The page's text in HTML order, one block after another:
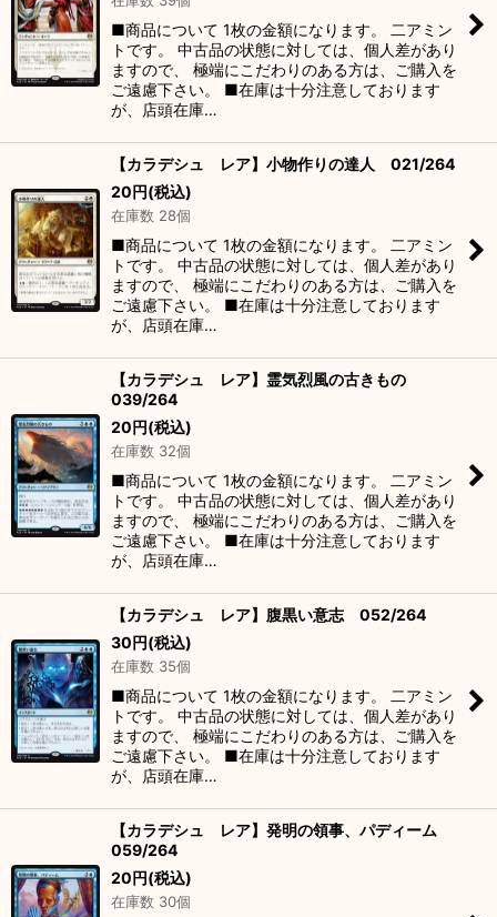
■商品について 1枚の金額になります。 二アミン
トです。 中古品の状態に対しては、個人差があり
ますので、 極端にこだわりのある方は、ご購入を
ご遠慮下さい。 ■在庫は十分注意しております
が、店頭在庫…
【カラデシュ レア】小物作りの達人 021/264
20円(税込)
在庫数 28個
■商品について 1枚の金額になります。 二アミン
トです。 中古品の状態に対しては、個人差があり
ますので、 極端にこだわりのある方は、ご購入を
ご遠慮下さい。 ■在庫は十分注意しております
が、店頭在庫…
【カラデシュ レア】霊気烈風の古きもの
039/264
20円(税込)
在庫数 32個
■商品について 1枚の金額になります。 二アミン
トです。 中古品の状態に対しては、個人差があり
ますので、 極端にこだわりのある方は、ご購入を
ご遠慮下さい。 ■在庫は十分注意しております
が、店頭在庫…
【カラデシュ レア】腹黒い意志 052/264
30円(税込)
在庫数 35個
■商品について 1枚の金額になります。 二アミン
トです。 中古品の状態に対しては、個人差があり
ますので、 極端にこだわりのある方は、ご購入を
ご遠慮下さい。 ■在庫は十分注意しております
が、店頭在庫…
【カラデシュ レア】発明の領事、パディーム
059/264
20円(税込)
在庫数 30個